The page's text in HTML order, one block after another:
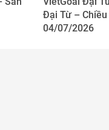
Đại Từ – Chiều
04/07/2026